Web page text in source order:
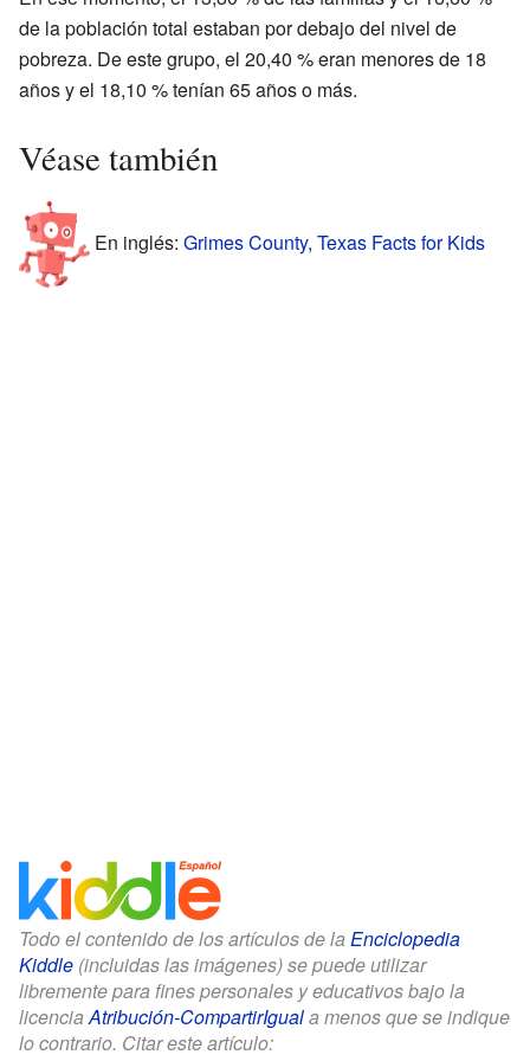
de la población total estaban por debajo del nivel de
pobreza. De este grupo, el 20,40 % eran menores de 18
años y el 18,10 % tenían 65 años o más.
Véase también
En inglés: Grimes County, Texas Facts for Kids
Todo el contenido de los artículos de la Enciclopedia
Kiddle (incluidas las imágenes) se puede utilizar
libremente para fines personales y educativos bajo la
licenciaAtribución-CompartirIguala menos que se indique
lo contrario. Citar este artículo: